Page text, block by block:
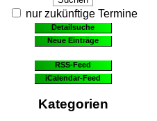
nur zukünftige Termine
Detailsuche
Neue Einträge
RSS-Feed
iCalendar-Feed
Kategorien